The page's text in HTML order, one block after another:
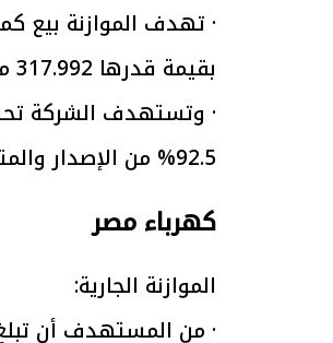
بقيمة قدرها 317.992 مليار جنيه.
92.5% من الإصدار والمتأخرات.
كهرباء مصر
الموازنة الجارية: